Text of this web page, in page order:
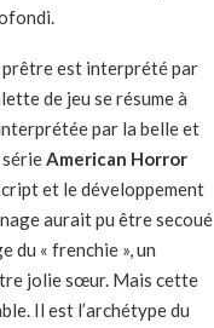
prêtre est interprété par
de jeu se résume à
par la belle et
sérieAmerican Horror
et le développement
aurait pu être secoué
du « frenchie », un
jolie sœur. Mais cette
Il est l’archétype du